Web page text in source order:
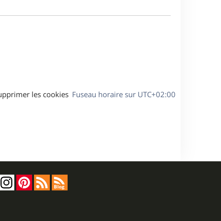
g
Fuseau horaire sur UTC+02:00
les cookies